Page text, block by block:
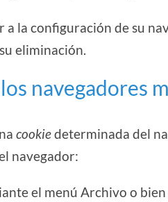
a la configuración de su
eliminación.
navegadores
cookiedeterminada del
navegador:
el menú Archivo o